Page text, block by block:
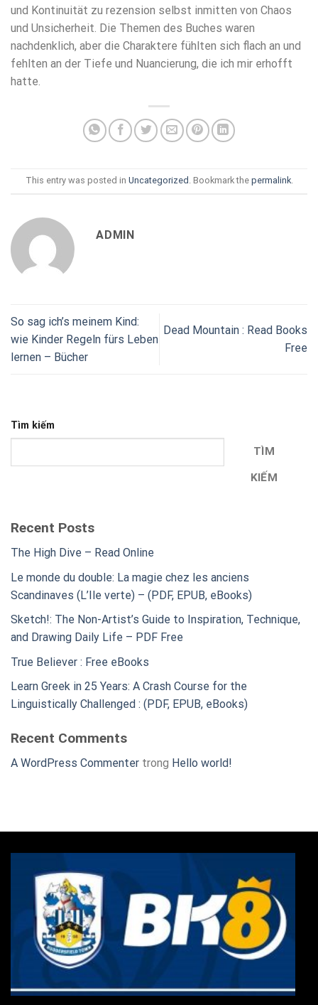
und Kontinuität zu rezension selbst inmitten von Chaos
und Unsicherheit. Die Themen des Buches waren
nachdenklich, aber die Charaktere fühlten sich flach an und
fehlten an der Tiefe und Nuancierung, die ich mir erhofft
hatte.
This entry was posted in Uncategorized . Bookmark the permalink.
ADMIN
So sag ich’s meinem Kind:
wie Kinder Regeln fürs Leben
lernen – Bücher
Dead Mountain : Read Books
Free
Tìm kiếm
TÌM
KIẾM
Recent Posts
The High Dive – Read Online
Le monde du double: La magie chez les anciens
Scandinaves (L’Ile verte) – (PDF, EPUB, eBooks)
Sketch!: The Non-Artist’s Guide to Inspiration, Technique,
and Drawing Daily Life – PDF Free
True Believer : Free eBooks
Learn Greek in 25 Years: A Crash Course for the
Linguistically Challenged : (PDF, EPUB, eBooks)
Recent Comments
A WordPress Commenter trong Hello world!